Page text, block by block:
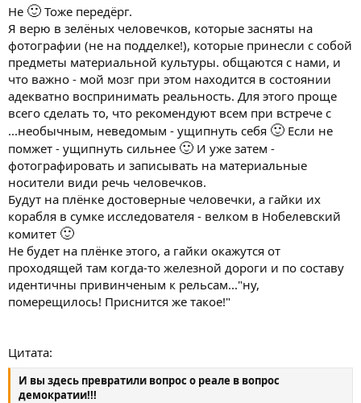
Не 🙂 Тоже передёрг.
Я верю в зелёных человечков, которые засняты на
фотографии (не на подделке!), которые принесли с собой
предметы материальной культуры. общаются с нами, и
что важно - мой мозг при этом находится в состоянии
адекватно воспринимать реальность. Для этого проще
всего сделать то, что рекомендуют всем при встрече с
...необычным, неведомым - ущипнуть себя 🙂 Если не
помжет - ущипнуть сильнее 🙂 И уже затем -
фотографировать и записывать на материальные
носители види речь человечков.
Будут на плёнке достоверные человечки, а гайки их
корабля в сумке исследователя - велком в Нобелевский
комитет 🙂
Не будет на плёнке этого, а гайки окажутся от
проходящей там когда-то железной дороги и по составу
идентичны привинченым к рельсам..."ну,
померещилось! Приснится же такое!"
Цитата:
И вы здесь превратили вопрос о реале в вопрос
демократии!!!